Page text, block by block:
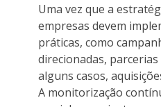
Uma vez que a
empresas devem
práticas, como
direcionadas,
alguns casos,
A monitorização